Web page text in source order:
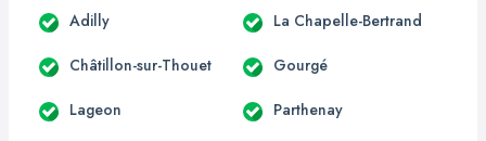
Adilly La Chapelle-Bertrand
Châtillon-sur-Thouet Gourgé
Lageon Parthenay